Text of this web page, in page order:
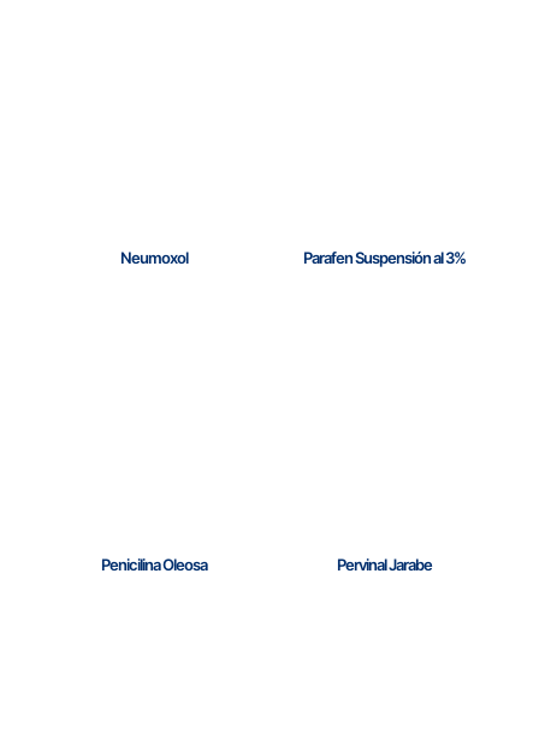
Neumoxol Parafen Suspensión al 3%
Penicilina Oleosa Pervinal Jarabe